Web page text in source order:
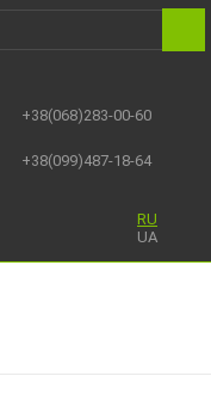
+38(068)283-00-60
+38(099)487-18-64
RU
UA